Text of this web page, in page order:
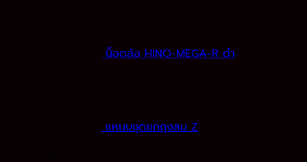
น็อตล้อ HINO-MEGA-R ดำ
แหนบชุดยกถุงลม Z